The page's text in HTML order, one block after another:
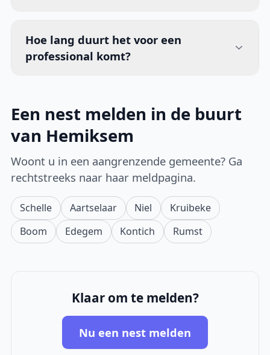
Hoe lang duurt het voor een
professional komt?
Een nest melden in de buurt
van Hemiksem
Woont u in een aangrenzende gemeente? Ga
rechtstreeks naar haar meldpagina.
Schelle Aartselaar Niel
Kruibeke
Boom
Edegem Kontich Rumst
Klaar om te melden?
Nu een nest melden